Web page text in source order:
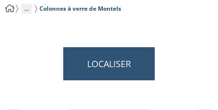
... Colonnes à verre de Montels
LOCALISER